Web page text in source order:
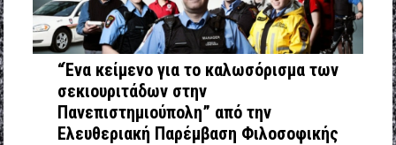
“Ένα κείμενο για το καλωσόρισμα των
σεκιουριτάδων στην
Πανεπιστημιούπολη” από την
Ελευθεριακή Παρέμβαση Φιλοσοφικής